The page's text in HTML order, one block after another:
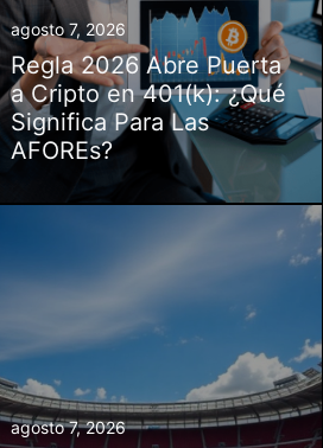
agosto 7, 2026
Regla 2026 Abre Puerta
a Cripto en 401(k): ¿Qué
Significa Para Las
AFOREs?
agosto 7, 2026